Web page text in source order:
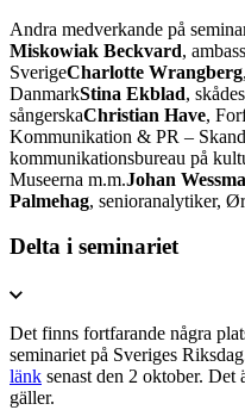
Andra medverkande på
Miskowiak Beckvard,
SverigeCharlotte Wrangberg
DanmarkStina Ekblad,
sångerskaChristian Have,
Kommunikation & PR –
kommunikationsbureau på
Museerna m.m.Johan
Palmehag, senioranalytiker,
Delta i seminariet
Det finns fortfarande några
seminariet på Sveriges
länk senast den 2 oktober.
gäller.